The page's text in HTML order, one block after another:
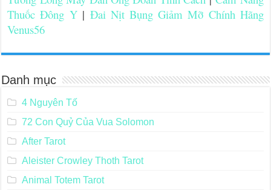
Thuốc Đông Y| Đai Nịt Bụng Giảm Mỡ Chính Hãng
Venus56
Danh mục
4 Nguyên Tố
72 Con Quỷ Của Vua Solomon
After Tarot
Aleister Crowley Thoth Tarot
Animal Totem Tarot